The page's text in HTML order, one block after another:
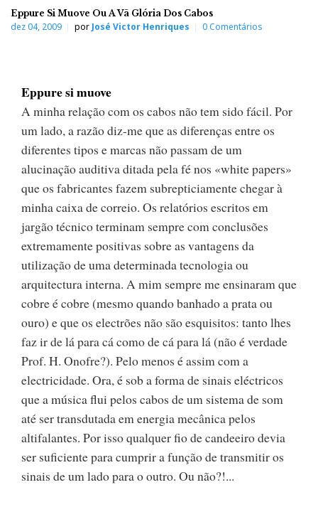
Eppure Si Muove Ou A Vã Glória Dos Cabos
dez 04, 2009 por José Victor Henriques 0 Comentários
Eppure si muove
A minha relação com os cabos não tem sido fácil. Por
um lado, a razão diz-me que as diferenças entre os
diferentes tipos e marcas não passam de um
alucinação auditiva ditada pela fé nos «white papers»
que os fabricantes fazem subrepticiamente chegar à
minha caixa de correio. Os relatórios escritos em
jargão técnico terminam sempre com conclusões
extremamente positivas sobre as vantagens da
utilização de uma determinada tecnologia ou
arquitectura interna. A mim sempre me ensinaram que
cobre é cobre (mesmo quando banhado a prata ou
ouro) e que os electrões não são esquisitos: tanto lhes
faz ir de lá para cá como de cá para lá (não é verdade
Prof. H. Onofre?). Pelo menos é assim com a
electricidade. Ora, é sob a forma de sinais eléctricos
que a música flui pelos cabos de um sistema de som
até ser transdutada em energia mecânica pelos
altifalantes. Por isso qualquer fio de candeeiro devia
ser suficiente para cumprir a função de transmitir os
sinais de um lado para o outro. Ou não?!...